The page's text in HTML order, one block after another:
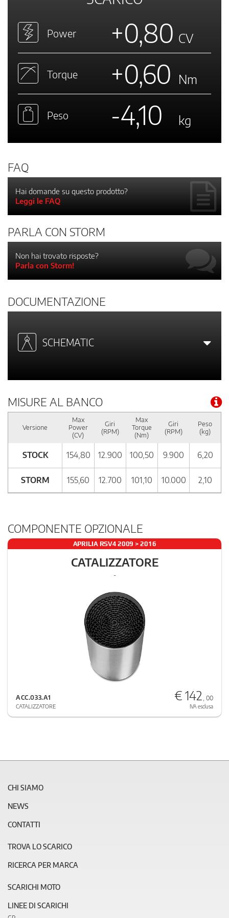
Power +0,80 CV
Torque +0,60 Nm
Peso -4,10 kg
FAQ
Hai domande su questo prodotto?
Leggi le FAQ
PARLA CON STORM
Non hai trovato risposte?
Parla con Storm!
DOCUMENTAZIONE
SCHEMATIC
MISURE AL BANCO
Versione
Max
Power
(CV)
Giri
(RPM)
Max
Torque
(Nm)
Giri
(RPM)
Peso
(kg)
STOCK 154,80 12.900 100,50 9.900 6,20
STORM 155,60 12.700 101,10 10.000 2,10
COMPONENTE OPZIONALE
APRILIA RSV4 2009 > 2016
CATALIZZATORE
-
ACC.033.A1
CATALIZZATORE
€ 142 , 00
IVA esclusa
CHI SIAMO
NEWS
CONTATTI
TROVA LO SCARICO
RICERCA PER MARCA
SCARICHI MOTO
LINEE DI SCARICHI